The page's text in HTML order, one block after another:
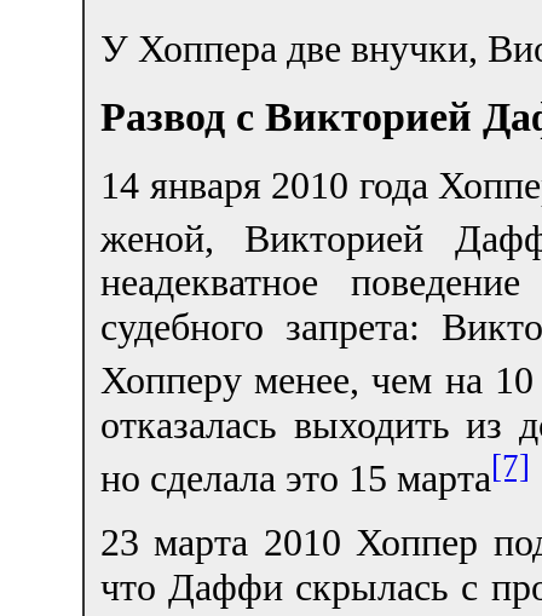
У Хоппера две внучки,
Развод с Викторией
14 января 2010 года
женой, Викторией
неадекватное
судебного запрета:
Хопперу менее, чем на
отказалась выходить из
но сделала это 15 марта[7]
23 марта 2010 Хоппер
что Даффи скрылась с